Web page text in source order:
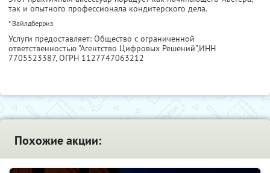
так и опытного профессионала кондитерского дела.
* Вайлдберриз
Услуги предоставляет: Общество с ограниченной
ответственностью "Агентство Цифровых Решений",ИНН
7705523387, ОГРН 1127747063212
Похожие акции: